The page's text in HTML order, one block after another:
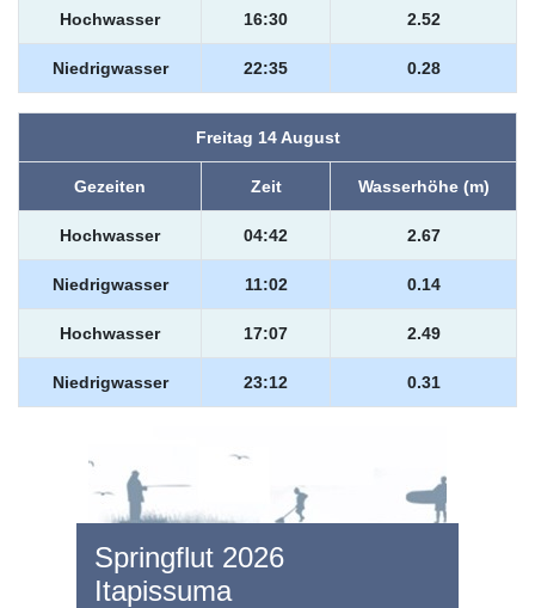
Hochwasser 16:30 2.52
Niedrigwasser 22:35 0.28
Freitag 14 August
Gezeiten Zeit Wasserhöhe (m)
Hochwasser 04:42 2.67
Niedrigwasser 11:02 0.14
Hochwasser 17:07 2.49
Niedrigwasser 23:12 0.31
Springflut 2026
Itapissuma